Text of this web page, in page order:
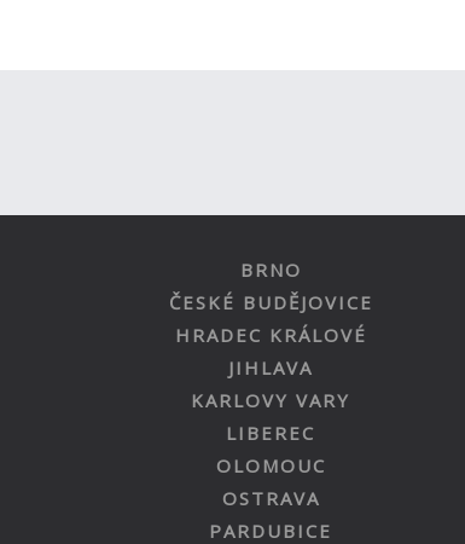
BRNO
ČESKÉ BUDĚJOVICE
HRADEC KRÁLOVÉ
JIHLAVA
KARLOVY VARY
LIBEREC
OLOMOUC
OSTRAVA
PARDUBICE